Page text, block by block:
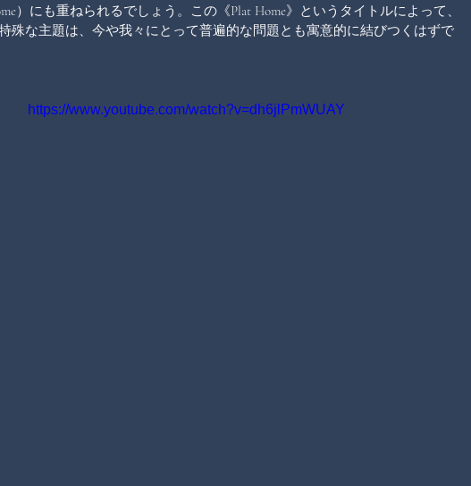
）にも重ねられるでしょう。この《Plat Home》というタイトルによって、
殊な主題は、今や我々にとって普遍的な問題とも寓意的に結びつくはずで
https://www.youtube.com/watch?v=dh6jlPmWUAY